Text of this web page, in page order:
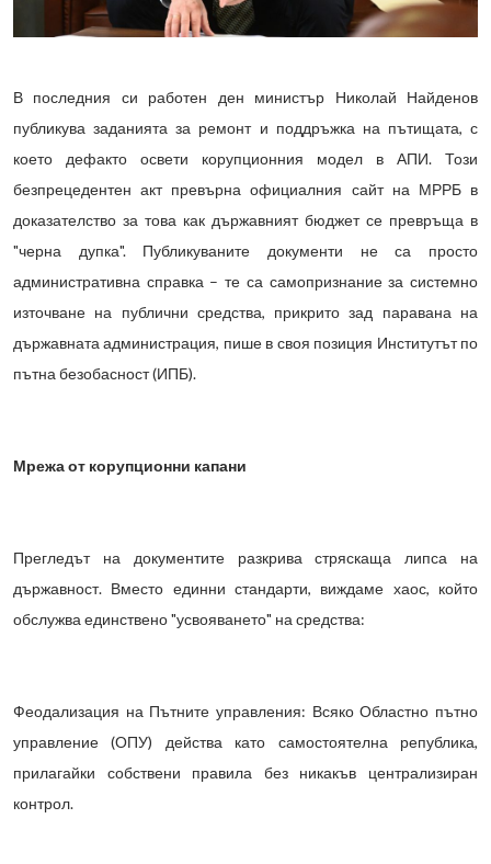
В последния си работен ден министър Николай Найденов
публикува заданията за ремонт и поддръжка на пътищата, с
което дефакто освети корупционния модел в АПИ. Този
безпрецедентен акт превърна официалния сайт на МРРБ в
доказателство за това как държавният бюджет се превръща в
"черна дупка". Публикуваните документи не са просто
административна справка – те са самопризнание за системно
източване на публични средства, прикрито зад паравана на
държавната администрация, пише в своя позиция Институтът по
пътна безобасност (ИПБ).
Мрежа от корупционни капани
Прегледът на документите разкрива стряскаща липса на
държавност. Вместо единни стандарти, виждаме хаос, който
обслужва единствено "усвояването" на средства:
Феодализация на Пътните управления: Всяко Областно пътно
управление (ОПУ) действа като самостоятелна република,
прилагайки собствени правила без никакъв централизиран
контрол.